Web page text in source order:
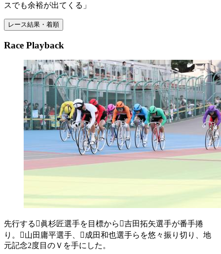
スでも余裕が出てくる」
レース結果・着順
Race Playback
先行する 眞杉匠選手を目標から 吉田拓矢選手が番手捲
り。
山田庸平選手、 成田和也選手らを悠々振り切り、地
元記念2度目のＶを手にした。